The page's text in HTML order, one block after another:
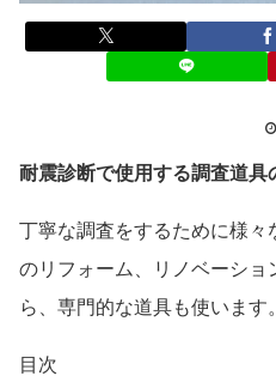
耐震診断で使用する調査道具
丁寧な調査をするために様
のリフォーム、リノベーシ
ら、専門的な道具も使います。
目次